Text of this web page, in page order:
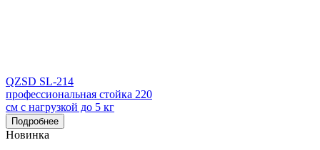
QZSD SL-214
профессиональная стойка 220
см с нагрузкой до 5 кг
Подробнее
Новинка